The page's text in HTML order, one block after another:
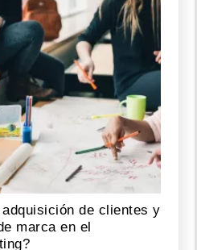
de clientes y
marca en el